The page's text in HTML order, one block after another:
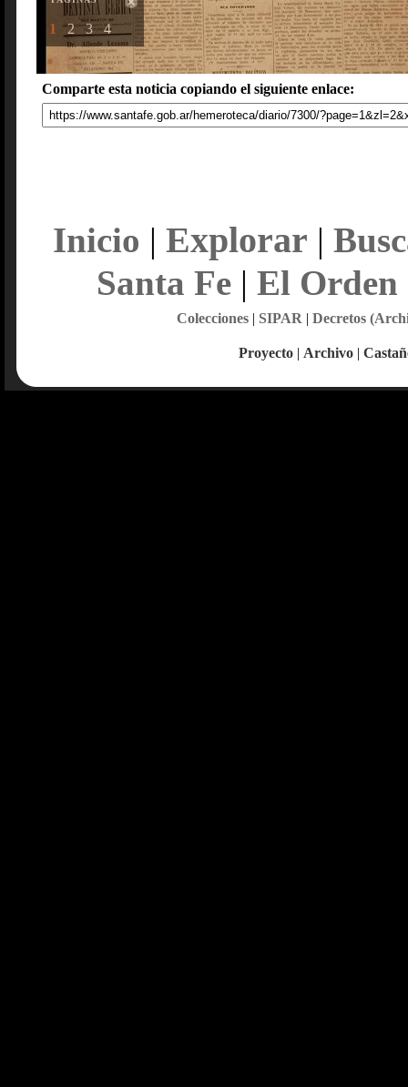
1 2 3 4
Comparte esta noticia copiando el siguiente enlace:
Inicio | Explorar |
Santa Fe| El Orden
Colecciones| SIPAR | Decretos
Proyecto | Archivo |